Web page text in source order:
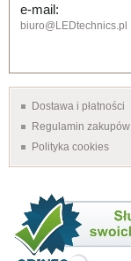
e-mail:
biuro@LEDtechnics.pl
Dostawa i płatności
Regulamin zakupów
Polityka cookies